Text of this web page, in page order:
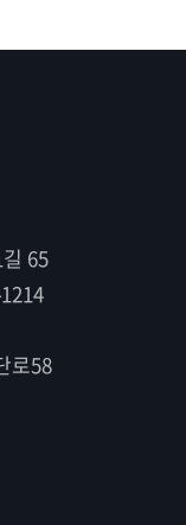
65
로58